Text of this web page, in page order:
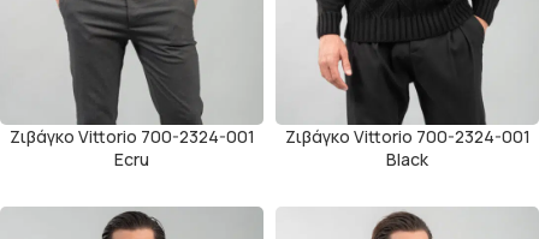
Ζιβάγκο Vittorio 700-2324-001
Ecru
Ζιβάγκο Vittorio 700-2324-001
Black